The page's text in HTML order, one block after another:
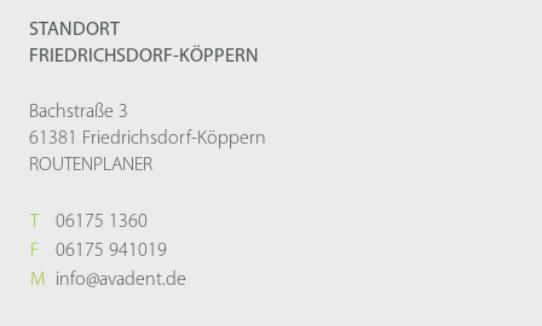
STANDORT
FRIEDRICHSDORF-KÖPPERN
Bachstraße 3
61381 Friedrichsdorf-Köppern
ROUTENPLANER
T
06175 1360
F
06175 941019
M
info@avadent.de